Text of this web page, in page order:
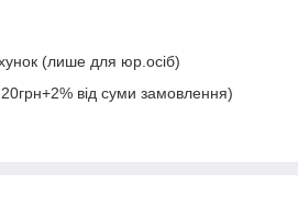
(лише для юр.осіб)
20грн+2% від суми замовлення)